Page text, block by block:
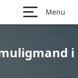
Menu
i